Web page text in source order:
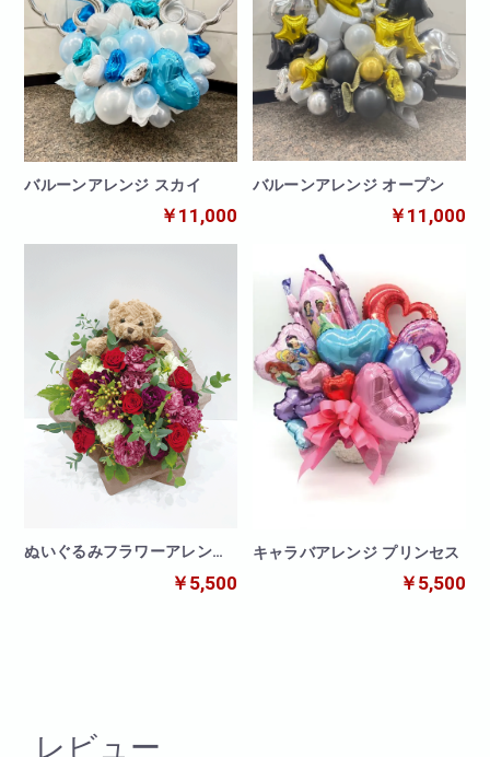
バルーンアレンジ スカイ
￥11,000
バルーンアレンジ オープン
￥11,000
ぬいぐるみフラワーアレンジ
￥5,500
キャラバアレンジ プリンセス
￥5,500
レビュー